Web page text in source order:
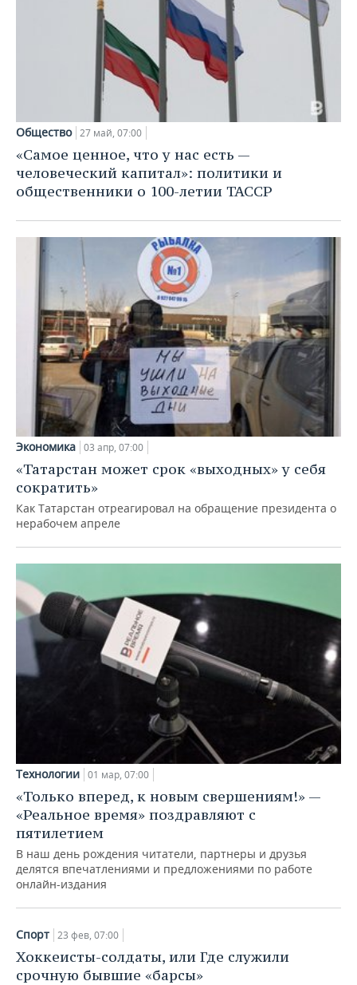
Общество 27 май, 07:00
«Самое ценное, что у нас есть —
человеческий капитал»: политики и
общественники о 100-летии ТАССР
Экономика 03 апр, 07:00
«Татарстан может срок «выходных» у себя
сократить»
Как Татарстан отреагировал на обращение президента о
нерабочем апреле
Технологии 01 мар, 07:00
«Только вперед, к новым свершениям!» —
«Реальное время» поздравляют с
пятилетием
В наш день рождения читатели, партнеры и друзья
делятся впечатлениями и предложениями по работе
онлайн-издания
Спорт 23 фев, 07:00
Хоккеисты-солдаты, или Где служили
срочную бывшие «барсы»